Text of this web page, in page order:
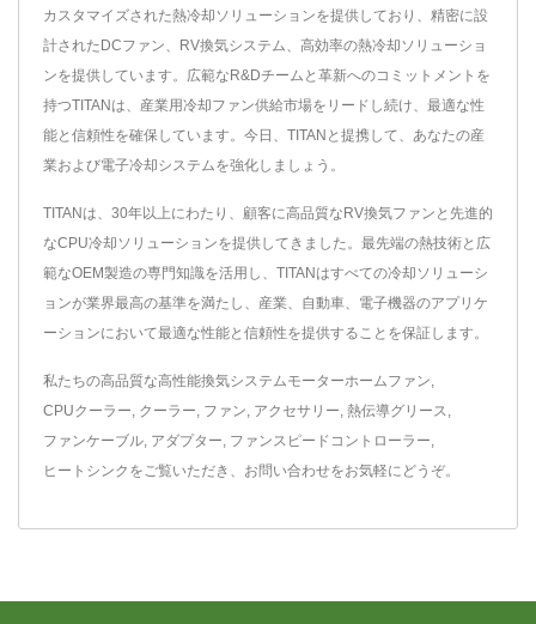
カスタマイズされた熱冷却ソリューションを提供しており、精密に設
計されたDCファン、RV換気システム、高効率の熱冷却ソリューショ
ンを提供しています。広範なR&Dチームと革新へのコミットメントを
持つTITANは、産業用冷却ファン供給市場をリードし続け、最適な性
能と信頼性を確保しています。今日、TITANと提携して、あなたの産
業および電子冷却システムを強化しましょう。
TITANは、30年以上にわたり、顧客に高品質なRV換気ファンと先進的
なCPU冷却ソリューションを提供してきました。最先端の熱技術と広
範なOEM製造の専門知識を活用し、TITANはすべての冷却ソリューシ
ョンが業界最高の基準を満たし、産業、自動車、電子機器のアプリケ
ーションにおいて最適な性能と信頼性を提供することを保証します。
私たちの高品質な高性能換気システムモーターホームファン
CPUクーラー クーラー ファン アクセサリー 熱伝導グリース
ファンケーブル アダプター ファンスピードコントローラー
ヒートシンク をご覧いただき、 お問い合わせをお気軽にどうぞ。